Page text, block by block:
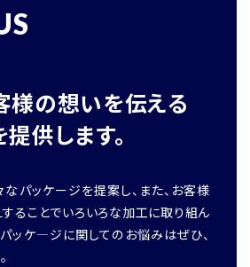
様の想いを伝える
供します。
パッケージを提案し、また、お客様
ることでいろいろな加工に取り組ん
ッケ―ジに関してのお悩みはぜひ、